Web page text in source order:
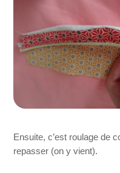
Ensuite, c’est roulage de
repasser (on y vient).